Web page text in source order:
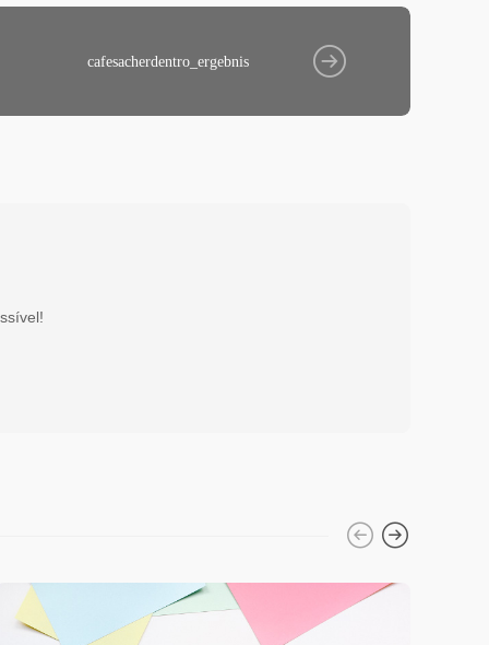
cafesacherdentro_ergebnis